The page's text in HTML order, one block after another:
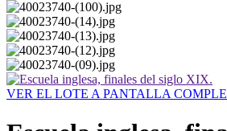
VER EL LOTE A PANTALLA